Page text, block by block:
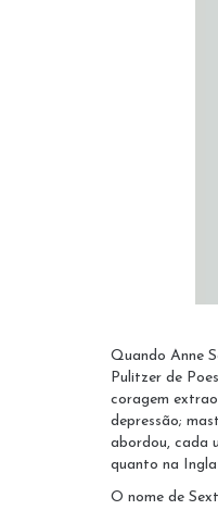
Quando Anne
Pulitzer de
coragem
depressão;
abordou, cada
quanto na
O nome de